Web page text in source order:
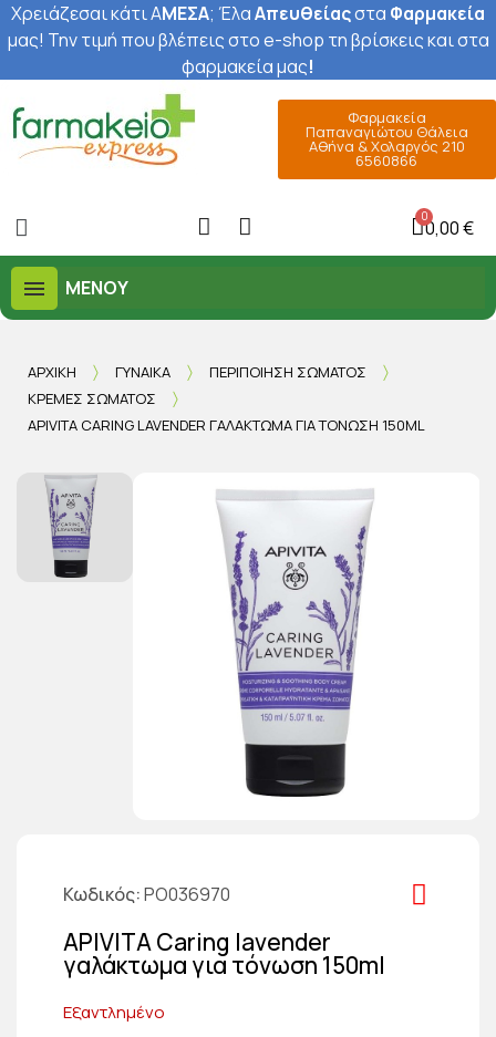
Χρειάζεσαι κάτι ΑΜΕΣΑ; ΈλαΑπευθείαςστα Φαρμακεία
μας! Την τιμή που βλέπεις στο e-shop τη βρίσκεις και στα
φαρμακεία μας!
Φαρμακεία
Παπαναγιώτου Θάλεια
Αθήνα & Χολαργός 210
6560866
0,00 €
ΜΕΝΟΎ
ΑΡΧΙΚΉ ΓΥΝΑΊΚΑ
ΠΕΡΙΠΟΊΗΣΗ ΣΏΜΑΤΟΣ
ΚΡΈΜΕΣ ΣΏΜΑΤΟΣ
APIVITA CARING LAVENDER ΓΑΛΆΚΤΩΜΑ ΓΙΑ ΤΌΝΩΣΗ 150ML
Κωδικός PO036970
APIVITA Caring lavender
γαλάκτωμα για τόνωση 150ml
Εξαντλημένο